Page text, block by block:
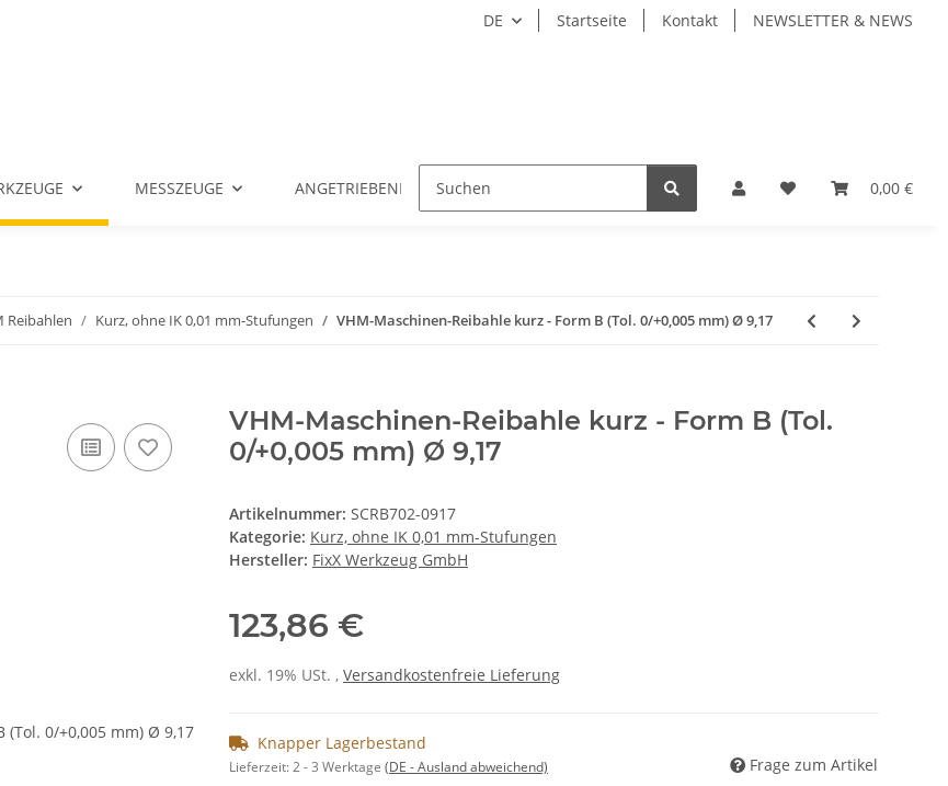
DE Startseite Kontakt NEWSLETTER & NEWS
0,00 €
MESSZEUGE ANGETRIEBENE WERKZEUGE WERKZEUGAUFNAHMEN
Reibahlen Kurz, ohne IK 0,01 mm-Stufungen VHM-Maschinen-Reibahle kurz - Form B (Tol. 0/+0,005 mm) Ø 9,17
VHM-Maschinen-Reibahle kurz - Form B (Tol.
0/+0,005 mm) Ø 9,17
Artikelnummer: SCRB702-0917
Kategorie: Kurz, ohne IK 0,01 mm-Stufungen
Hersteller: FixX Werkzeug GmbH
123,86 €
exkl. 19% USt. , Versandkostenfreie Lieferung
Knapper Lagerbestand
Lieferzeit:2 - 3 Werktage (DE - Ausland abweichend) Frage zum Artikel